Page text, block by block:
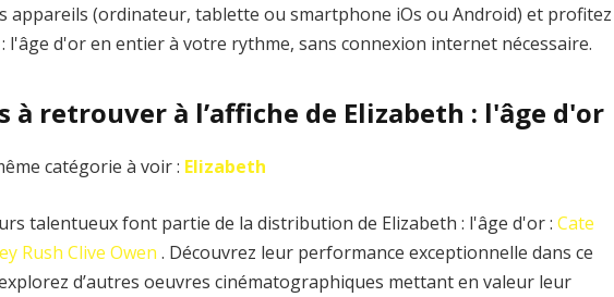
appareils (ordinateur, tablette ou smartphone iOs ou Android) et profitez
l'âge d'or en entier à votre rythme, sans connexion internet nécessaire.
à retrouver à l’affiche de Elizabeth : l'âge d'or
catégorie à voir : Elizabeth
talentueux font partie de la distribution de Elizabeth : l'âge d'or :Cate
Rush Clive Owen . Découvrez leur performance exceptionnelle dans ce
d’autres oeuvres cinématographiques mettant en valeur leur